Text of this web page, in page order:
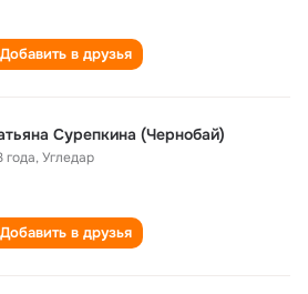
Добавить в друзья
Сурепкина (Чернобай)
года,Угледар
Добавить в друзья